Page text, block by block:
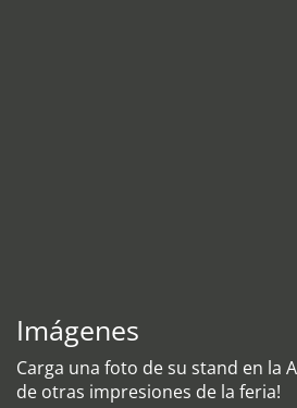
Imágenes
Carga una foto de su stand en la
de otras impresiones de la feria!